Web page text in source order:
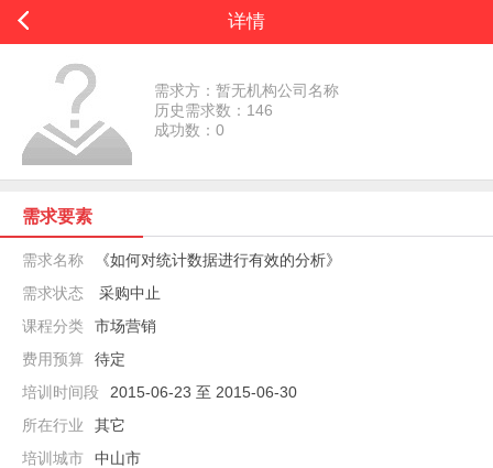
详情
需求方：暂无机构公司名称
历史需求数：146
成功数：0
需求要素
需求名称
《如何对统计数据进行有效的分析》
需求状态
采购中止
课程分类
市场营销
费用预算
待定
培训时间段
2015-06-23 至 2015-06-30
所在行业
其它
培训城市
中山市